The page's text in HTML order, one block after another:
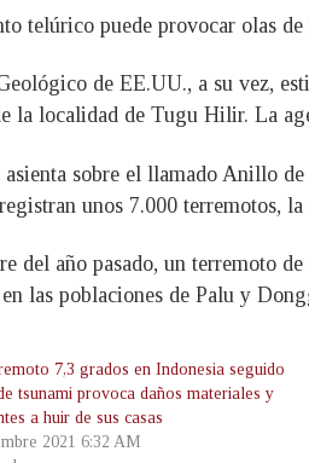
telúrico puede provocar olas de
de EE.UU., a su vez,
la localidad de Tugu Hilir. La
asienta sobre el llamado Anillo
unos 7.000 terremotos,
del año pasado, un terremoto
en las poblaciones de Palu y
7,3 grados en Indonesia seguido
tsunami provoca daños materiales y
a huir de sus casas
2021 6:32 AM